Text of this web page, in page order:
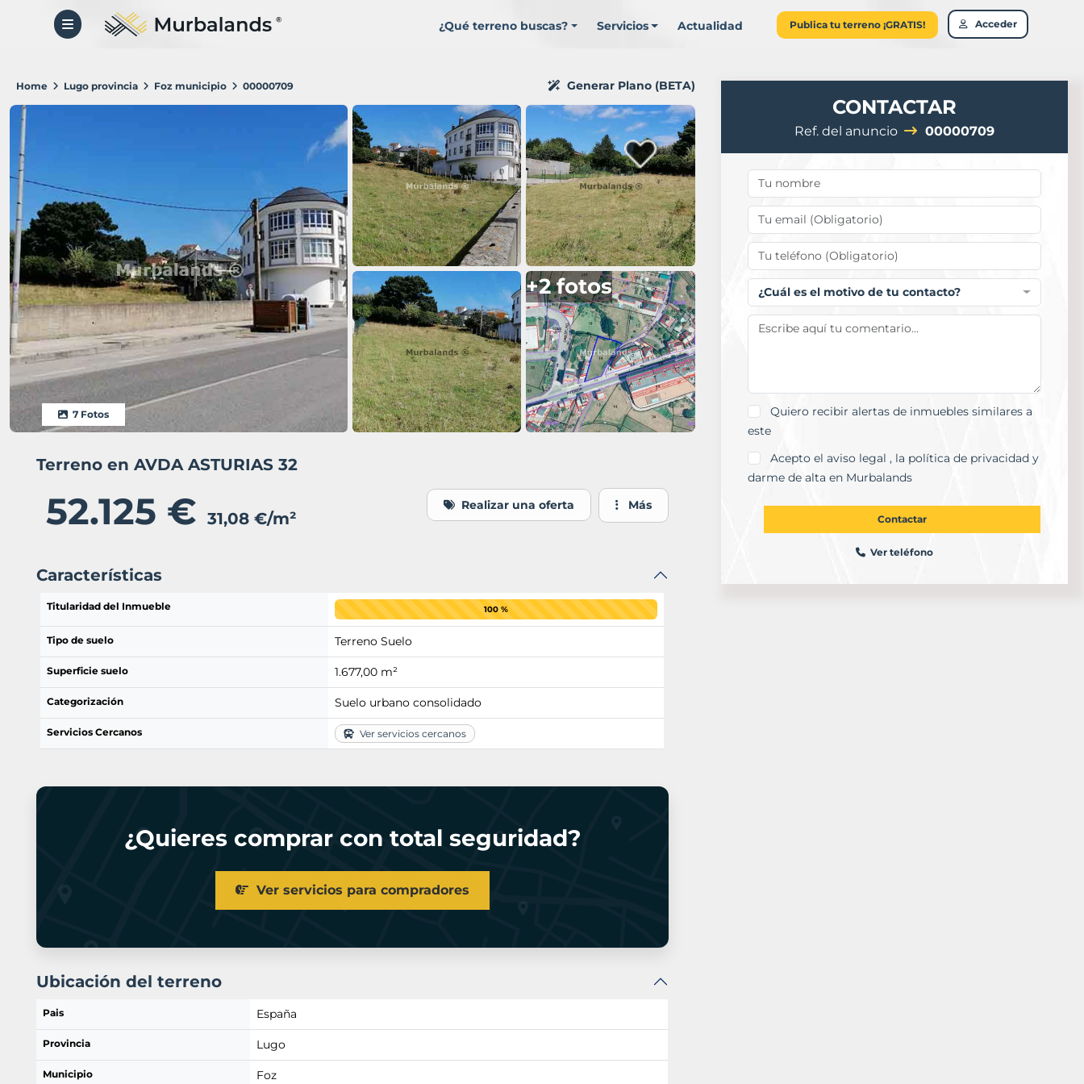
¿Qué terreno buscas? Servicios Actualidad Publica tu terreno ¡GRATIS! Acceder
Home Lugo provincia Foz municipio 00000709 Generar Plano (BETA)
7 Fotos
Terreno en AVDA ASTURIAS 32
52.125 € 31,08 €/m²
Realizar una oferta Más
Características
Titularidad del Inmueble 100 %
Tipo de suelo Terreno Suelo
Superficie suelo 1.677,00 m²
Categorización Suelo urbano consolidado
Servicios Cercanos Ver servicios cercanos
¿Quieres comprar con total seguridad?
Ver servicios para compradores
Ubicación del terreno
Pais España
Provincia Lugo
Municipio Foz
CONTACTAR
Ref. del anuncio 00000709
¿Cuál es el motivo de tu contacto?
Quiero recibir alertas de inmuebles similares a
este
Acepto el aviso legal , la política de privacidady
darme de alta en Murbalands
Contactar
Ver teléfono